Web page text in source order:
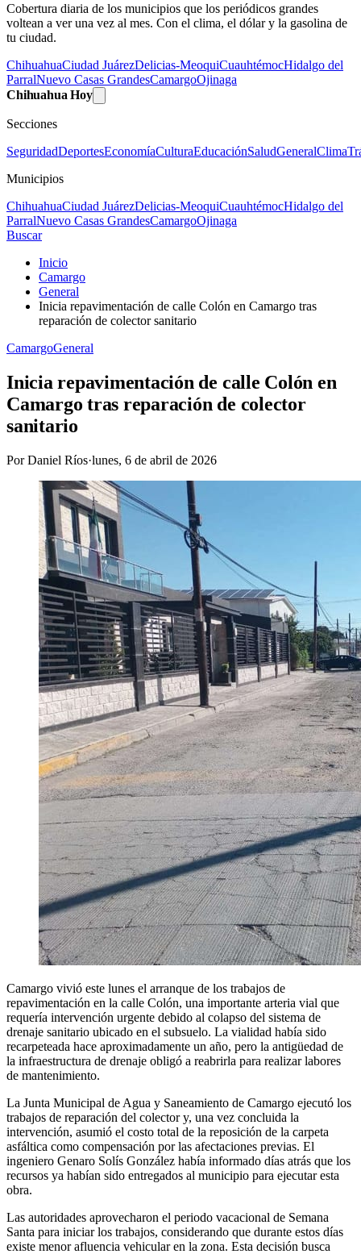
Cobertura diaria de los municipios que los periódicos grandes
voltean a ver una vez al mes. Con el clima, el dólar y la gasolina de
tu ciudad.
ChihuahuaCiudad JuárezDelicias-MeoquiCuauhtémocHidalgo del
ParralNuevo Casas GrandesCamargoOjinaga
Chihuahua Hoy
Secciones
SeguridadDeportesEconomíaCulturaEducaciónSaludGeneralClima
Municipios
ChihuahuaCiudad JuárezDelicias-MeoquiCuauhtémocHidalgo del
ParralNuevo Casas GrandesCamargoOjinaga
Buscar
Inicio
Camargo
General
Inicia repavimentación de calle Colón en Camargo tras
reparación de colector sanitario
CamargoGeneral
Inicia repavimentación de calle Colón en
Camargo tras reparación de colector
sanitario
PorDaniel Ríos·lunes, 6 de abril de 2026
Camargo vivió este lunes el arranque de los trabajos de
repavimentación en la calle Colón, una importante arteria vial que
requería intervención urgente debido al colapso del sistema de
drenaje sanitario ubicado en el subsuelo. La vialidad había sido
recarpeteada hace aproximadamente un año, pero la antigüedad de
la infraestructura de drenaje obligó a reabrirla para realizar labores
de mantenimiento.
La Junta Municipal de Agua y Saneamiento de Camargo ejecutó los
trabajos de reparación del colector y, una vez concluida la
intervención, asumió el costo total de la reposición de la carpeta
asfáltica como compensación por las afectaciones previas. El
ingeniero Genaro Solís González había informado días atrás que los
recursos ya habían sido entregados al municipio para ejecutar esta
obra.
Las autoridades aprovecharon el periodo vacacional de Semana
Santa para iniciar los trabajos, considerando que durante estos días
existe menor afluencia vehicular en la zona. Esta decisión busca